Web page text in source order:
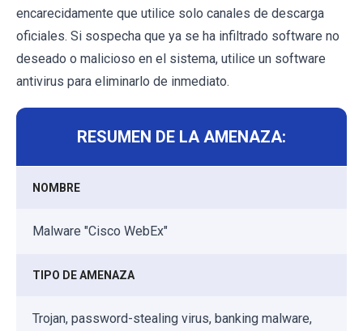
encarecidamente que utilice solo canales de descarga
oficiales. Si sospecha que ya se ha infiltrado software no
deseado o malicioso en el sistema, utilice un software
antivirus para eliminarlo de inmediato.
RESUMEN DE LA AMENAZA:
NOMBRE
Malware "Cisco WebEx"
TIPO DE AMENAZA
Trojan, password-stealing virus, banking malware,